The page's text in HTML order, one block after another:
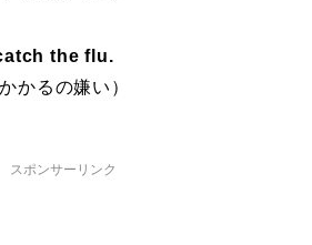
the flu.
かるの嫌い）
スポンサーリンク